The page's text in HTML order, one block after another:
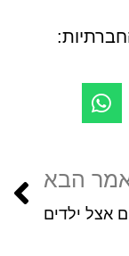
הבא
אצל ילדים